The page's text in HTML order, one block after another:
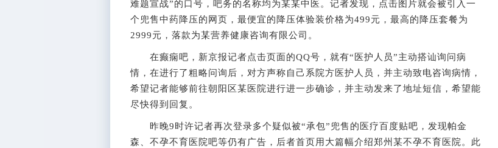
难题宣战”的口号，吧务的名称均为某某中医。记者发现，点击图片就会被引入一
个兜售中药降压的网页，最便宜的降压体验装价格为499元，最高的降压套餐为
2999元，落款为某营养健康咨询有限公司。
在癫痫吧，新京报记者点击页面的QQ号，就有“医护人员”主动搭讪询问病
情，在进行了粗略问询后，对方声称自己系院方医护人员，并主动致电咨询病情，
希望记者能够前往朝阳区某医院进行进一步确诊，并主动发来了地址短信，希望能
尽快得到回复。
昨晚9时许记者再次登录多个疑似被“承包”兜售的医疗百度贴吧，发现帕金
森、不孕不育医院吧等仍有广告，后者首页用大篇幅介绍郑州某不孕不育医院。此